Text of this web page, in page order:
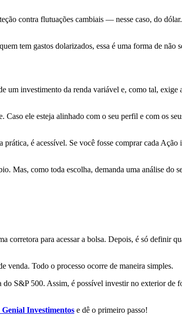
contra flutuações cambiais — nesse caso, do
tem gastos dolarizados, essa é uma forma de não
um investimento da renda variável e, como tal,
ele esteja alinhado com o seu perfil e com os
é acessível. Se você fosse comprar cada
Mas, como toda escolha, demanda uma análise do
corretora para acessar a bolsa. Depois, é só definir
venda. Todo o processo ocorre de maneira simples.
S&P 500. Assim, é possível investir no exterior de
Genial Investimentos e dê o primeiro passo!